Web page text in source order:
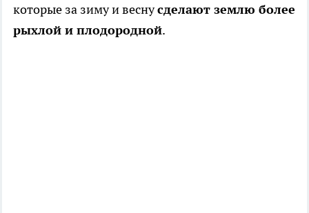
которые за зиму и веснусделают землю более
рыхлой и плодородной.